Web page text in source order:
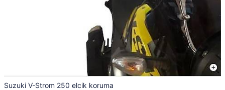
Suzuki V-Strom 250 elcik koruma